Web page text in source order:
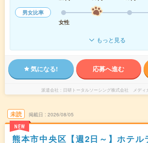
男女比率
女性
もっと見る
気になる! 応募へ進む
派遣会社 日研トータルソーシング株式会社 メディ
未読
NEW
掲載日 2026/08/05
熊本市中央区【週2日～】ホテル